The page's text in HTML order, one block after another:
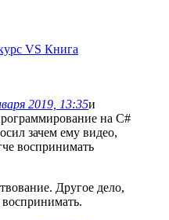
VS Книга
2019, 13:35и
на C#
зачем ему видео,
воспринимать
Другое дело,